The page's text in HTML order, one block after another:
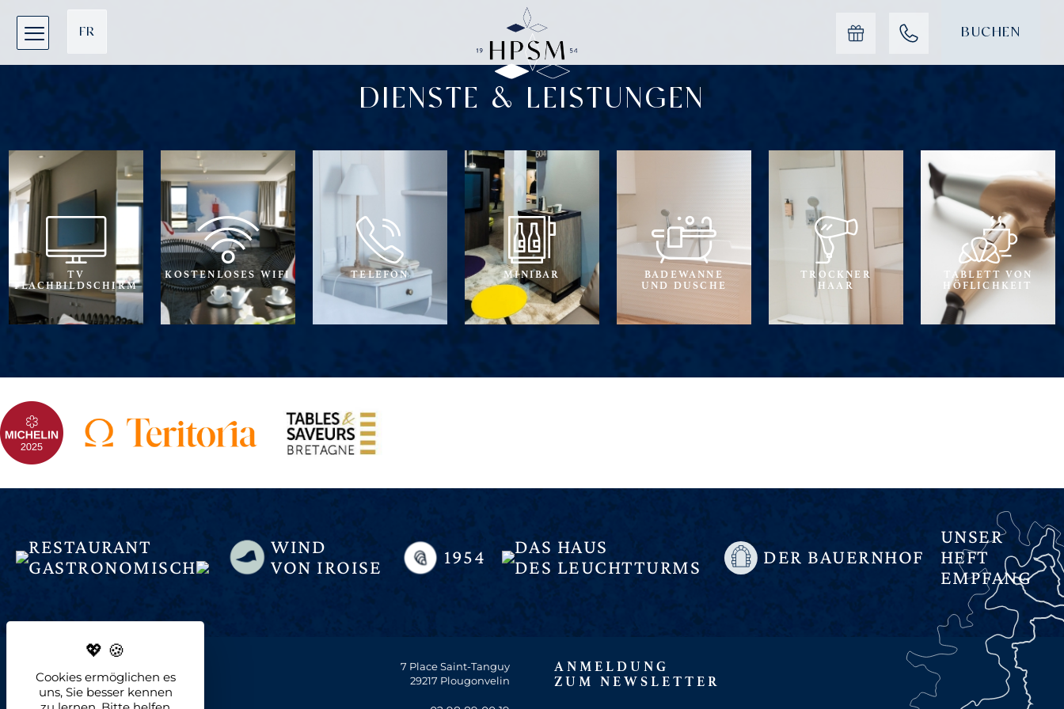
FR BUCHEN
DIENSTE & LEISTUNGEN
TV
FLACHBILDSCHIRM
KOSTENLOSES WIFI TELEFON MINIBAR
BADEWANNE
UND DUSCHE
TROCKNER
HAAR
TABLETT VON
HÖFLICHKEIT
RESTAURANT
GASTRONOMISCH
WIND
VON IROISE
1954
DAS HAUS
DES LEUCHTTURMS
DER BAUERNHOF
UNSER
HEFT
EMPFANG
7 Place Saint-Tanguy
29217 Plougonvelin
ANMELDUNG
ZUM NEWSLETTER
Cookie-Einstellungen
Cookies ermöglichen es
uns, Sie besser kennen